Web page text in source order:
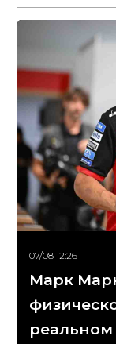
07/08 12:26
Марк
реальном